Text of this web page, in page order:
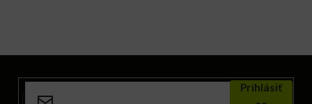
Prihlásiť